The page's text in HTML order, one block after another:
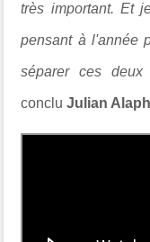
très important. Et
pensant à l'année
séparer ces
concluJulian